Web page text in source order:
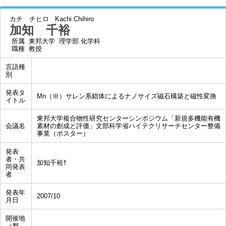
カチ チヒロ Kachi Chihiro
加知 千裕
所属 東邦大学 理学部 化学科
職種 教授
言語種
別
発表タ
イトル
Mn（Ⅲ）サレン系錯体によるナノサイズ磁石構築と磁性変換
会議名
東邦大学複合物性研究センターシンポジウム「新規多機能有機
素材の創成と評価」文部科学省ハイテクリサーチセンター整備
事業（ポスター）
発表
者・共
同発表
者
加知千裕†
発表年
月日
2007/10
開催地